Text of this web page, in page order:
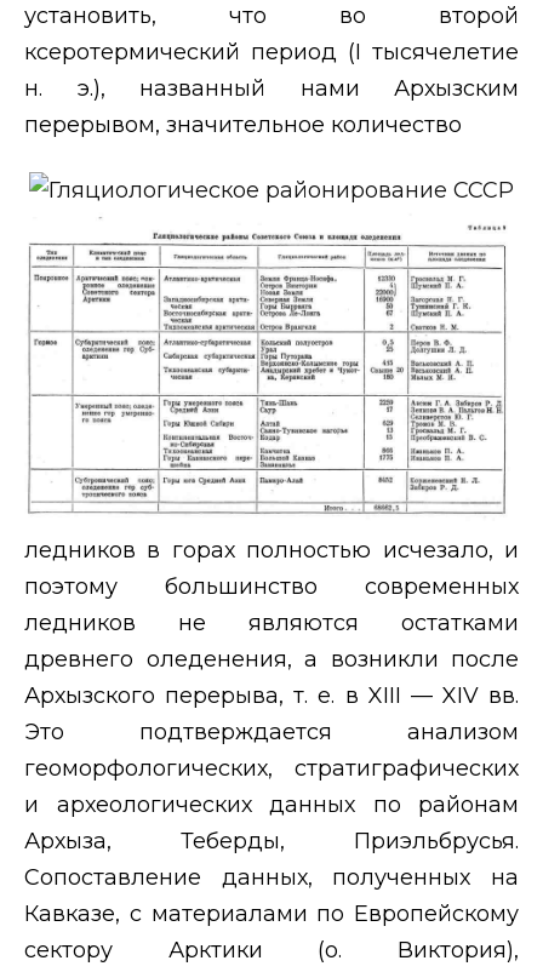
установить, что во второй
ксеротермический период (I тысячелетие
н. э.), названный нами Архызским
перерывом, значительное количество
ледников в горах полностью исчезало, и
поэтому большинство современных
ледников не являются остатками
древнего оледенения, а возникли после
Архызского перерыва, т. е. в XIII — XIV вв.
Это подтверждается анализом
геоморфологических, стратиграфических
и археологических данных по районам
Архыза, Теберды, Приэльбрусья.
Сопоставление данных, полученных на
Кавказе, с материалами по Европейскому
сектору Арктики (о. Виктория),